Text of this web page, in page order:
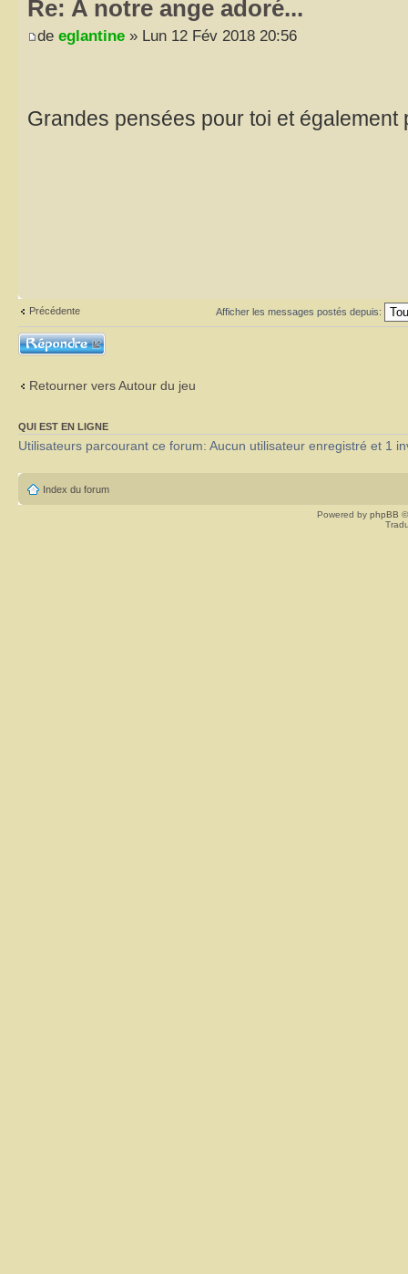
Re: A notre ange adoré...
de eglantine » Lun 12 Fév 2018 20:56
Grandes pensées pour toi et également
Précédente Afficher les messages postés depuis:
Répondre
Retourner vers Autour du jeu
QUI EST EN LIGNE
Utilisateurs parcourant ce forum: Aucun utilisateur enregistré et 1
Index du forum
Powered by phpBB